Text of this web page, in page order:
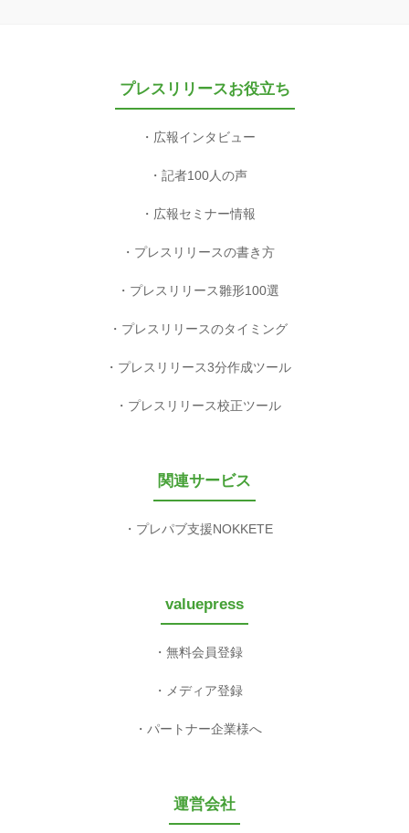
プレスリリースお役立ち
広報インタビュー
記者100人の声
広報セミナー情報
プレスリリースの書き方
プレスリリース雛形100選
プレスリリースのタイミング
プレスリリース3分作成ツール
プレスリリース校正ツール
関連サービス
プレパブ支援NOKKETE
valuepress
無料会員登録
メディア登録
パートナー企業様へ
運営会社